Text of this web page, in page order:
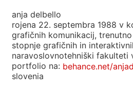
anja delbello
rojena 22. septembra 1988 v
grafičnih komunikacij,
stopnje grafičnih in
naravoslovnotehniški fakulteti
portfolio na: behance.net/anjad
slovenia